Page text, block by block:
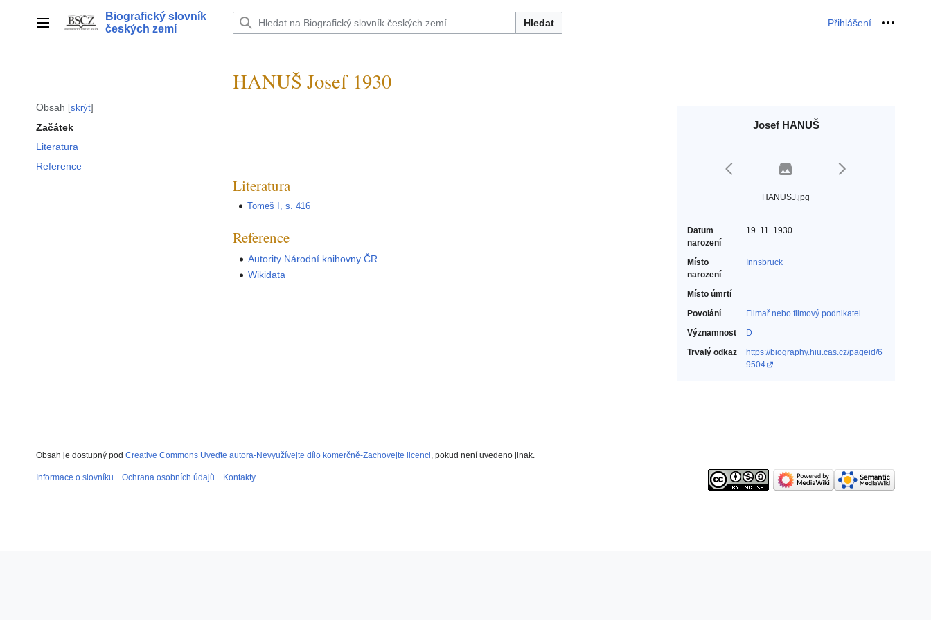
Hlavní menu
Biografický slovník
českých zemí
Hledat Přihlášení Osobní
Obsah skrýt
Začátek
Literatura
Reference
HANUŠ Josef 1930
Josef HANUŠ
HANUSJ.jpg
Datum
narození
19. 11. 1930
Místo
narození
Innsbruck
Místo úmrtí
Povolání
Filmař nebo filmový podnikatel‎
Významnost
D
Trvalý odkaz
https://biography.hiu.cas.cz/pageid/6
9504
Literatura
Tomeš I, s. 416
Reference
Autority Národní knihovny ČR
Wikidata
Obsah je dostupný pod Creative Commons Uveďte autora-Nevyužívejte dílo komerčně-Zachovejte licenci, pokud není uvedeno jinak.
Informace o slovníku Ochrana osobních údajů Kontakty